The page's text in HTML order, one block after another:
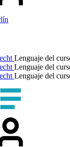
Lenguaje del
Lenguaje del
Lenguaje del